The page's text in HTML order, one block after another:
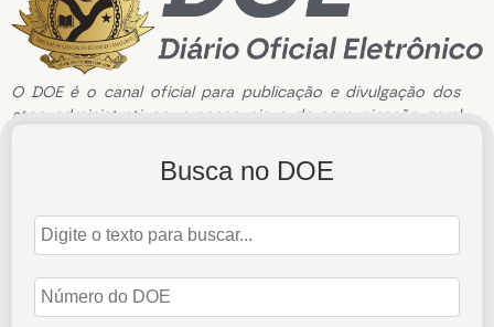
O DOE é o canal oficial para publicação e divulgação dos
atos administrativos, processuais e de comunicação geral
Edição de n°3792 de 26 de Maio de 2026
26 de maio de 2026
Abrir Edição
Busca no DOE